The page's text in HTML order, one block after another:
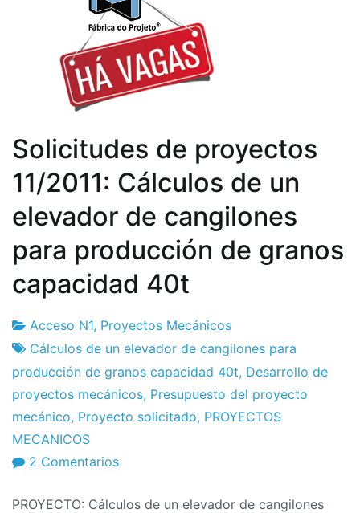
Solicitudes de proyectos
11/2011: Cálculos de un
elevador de cangilones
para producción de granos
capacidad 40t
Fábrica
de
proyectos
10
el
noviembre
el
2011
Acceso N1, Proyectos Mecánicos
Cálculos de un elevador de cangilones para
producción de granos capacidad 40t, Desarrollo de
proyectos mecánicos, Presupuesto del proyecto
mecánico, Proyecto solicitado, PROYECTOS
MECANICOS
2 Comentariosen
de
PROYECTO: Cálculos de un elevador de cangilones